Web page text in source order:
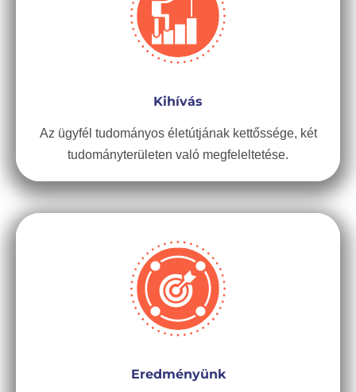
Kihívás
Az ügyfél tudományos életútjának kettőssége, két
tudományterületen való megfeleltetése.
Eredményünk